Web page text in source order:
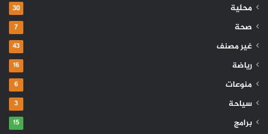
محلية 30
صحة 7
غير مصنف 43
رياضة 16
منوعات 6
سياحة 3
برامج 15